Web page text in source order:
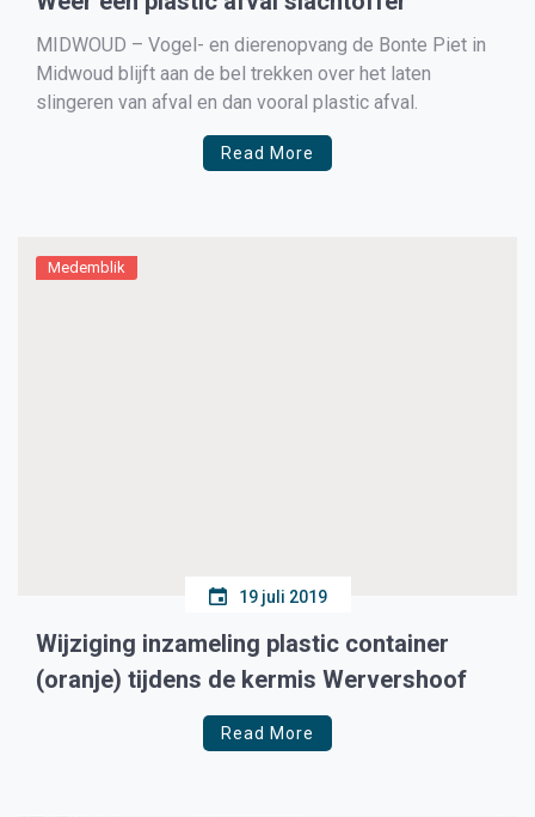
MIDWOUD – Vogel- en dierenopvang de Bonte Piet in
Midwoud blijft aan de bel trekken over het laten
slingeren van afval en dan vooral plastic afval.
Read More
Medemblik
19 juli 2019
Wijziging inzameling plastic container
(oranje) tijdens de kermis Wervershoof
Read More